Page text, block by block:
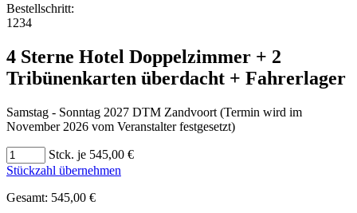
Bestellschritt:
1 234
4 Sterne Hotel Doppelzimmer + 2
Tribünenkarten überdacht + Fahrerlager
Samstag - Sonntag 2027 DTM Zandvoort (Termin wird im
November 2026 vom Veranstalter festgesetzt)
Stck. je 545,00 €
Stückzahl übernehmen
Gesamt: 545,00 €